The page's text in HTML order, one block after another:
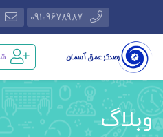
09109678987
وبلاگ